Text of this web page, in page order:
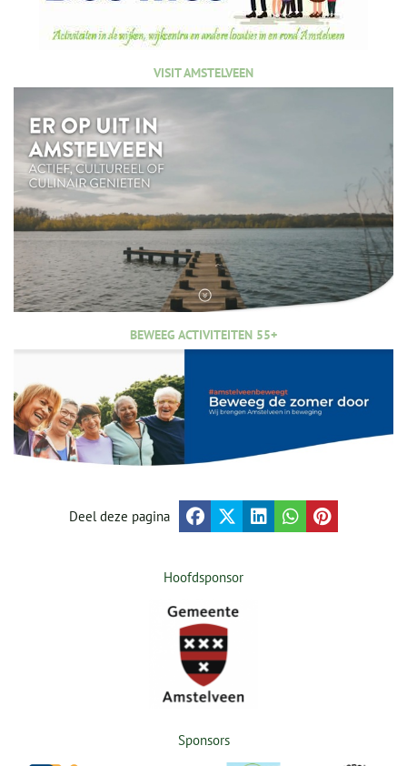
VISIT AMSTELVEEN
BEWEEG ACTIVITEITEN 55+
Deel deze pagina
Hoofdsponsor
Sponsors